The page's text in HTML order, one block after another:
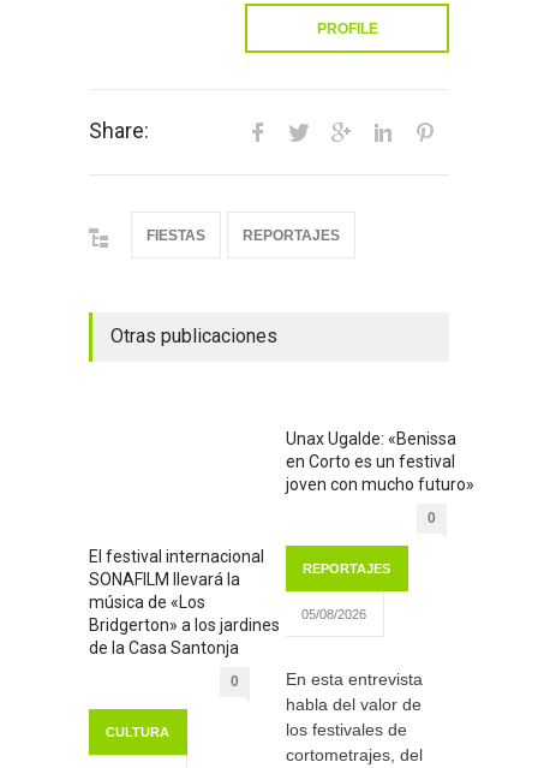
PROFILE
Share:
FIESTAS REPORTAJES
Otras publicaciones
El festival internacional
SONAFILM llevará la
música de «Los
Bridgerton» a los jardines
de la Casa Santonja
0
CULTURA
Unax Ugalde: «Benissa
en Corto es un festival
joven con mucho futuro»
0
REPORTAJES
05/08/2026
En esta entrevista
habla del valor de
los festivales de
cortometrajes, del